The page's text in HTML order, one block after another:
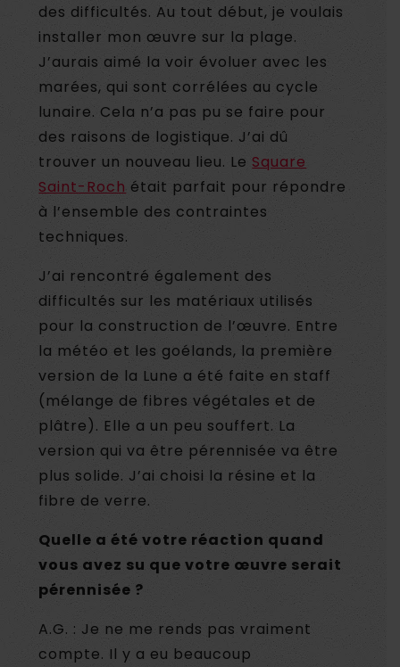
des difficultés. Au tout début, je voulais
installer mon œuvre sur la plage.
J’aurais aimé la voir évoluer avec les
marées, qui sont corrélées au cycle
lunaire. Cela n’a pas pu se faire pour
des raisons de logistique. J’ai dû
trouver un nouveau lieu. Le Square
Saint-Roch était parfait pour répondre
à l’ensemble des contraintes
techniques.
J’ai rencontré également des
difficultés sur les matériaux utilisés
pour la construction de l’œuvre. Entre
la météo et les goélands, la première
version de la Lune a été faite en staff
(mélange de fibres végétales et de
plâtre). Elle a un peu souffert. La
version qui va être pérennisée va être
plus solide. J’ai choisi la résine et la
fibre de verre.
Quelle a été votre réaction quand
vous avez su que votre œuvre serait
pérennisée ?
A.G. : Je ne me rends pas vraiment
compte. Il y a eu beaucoup